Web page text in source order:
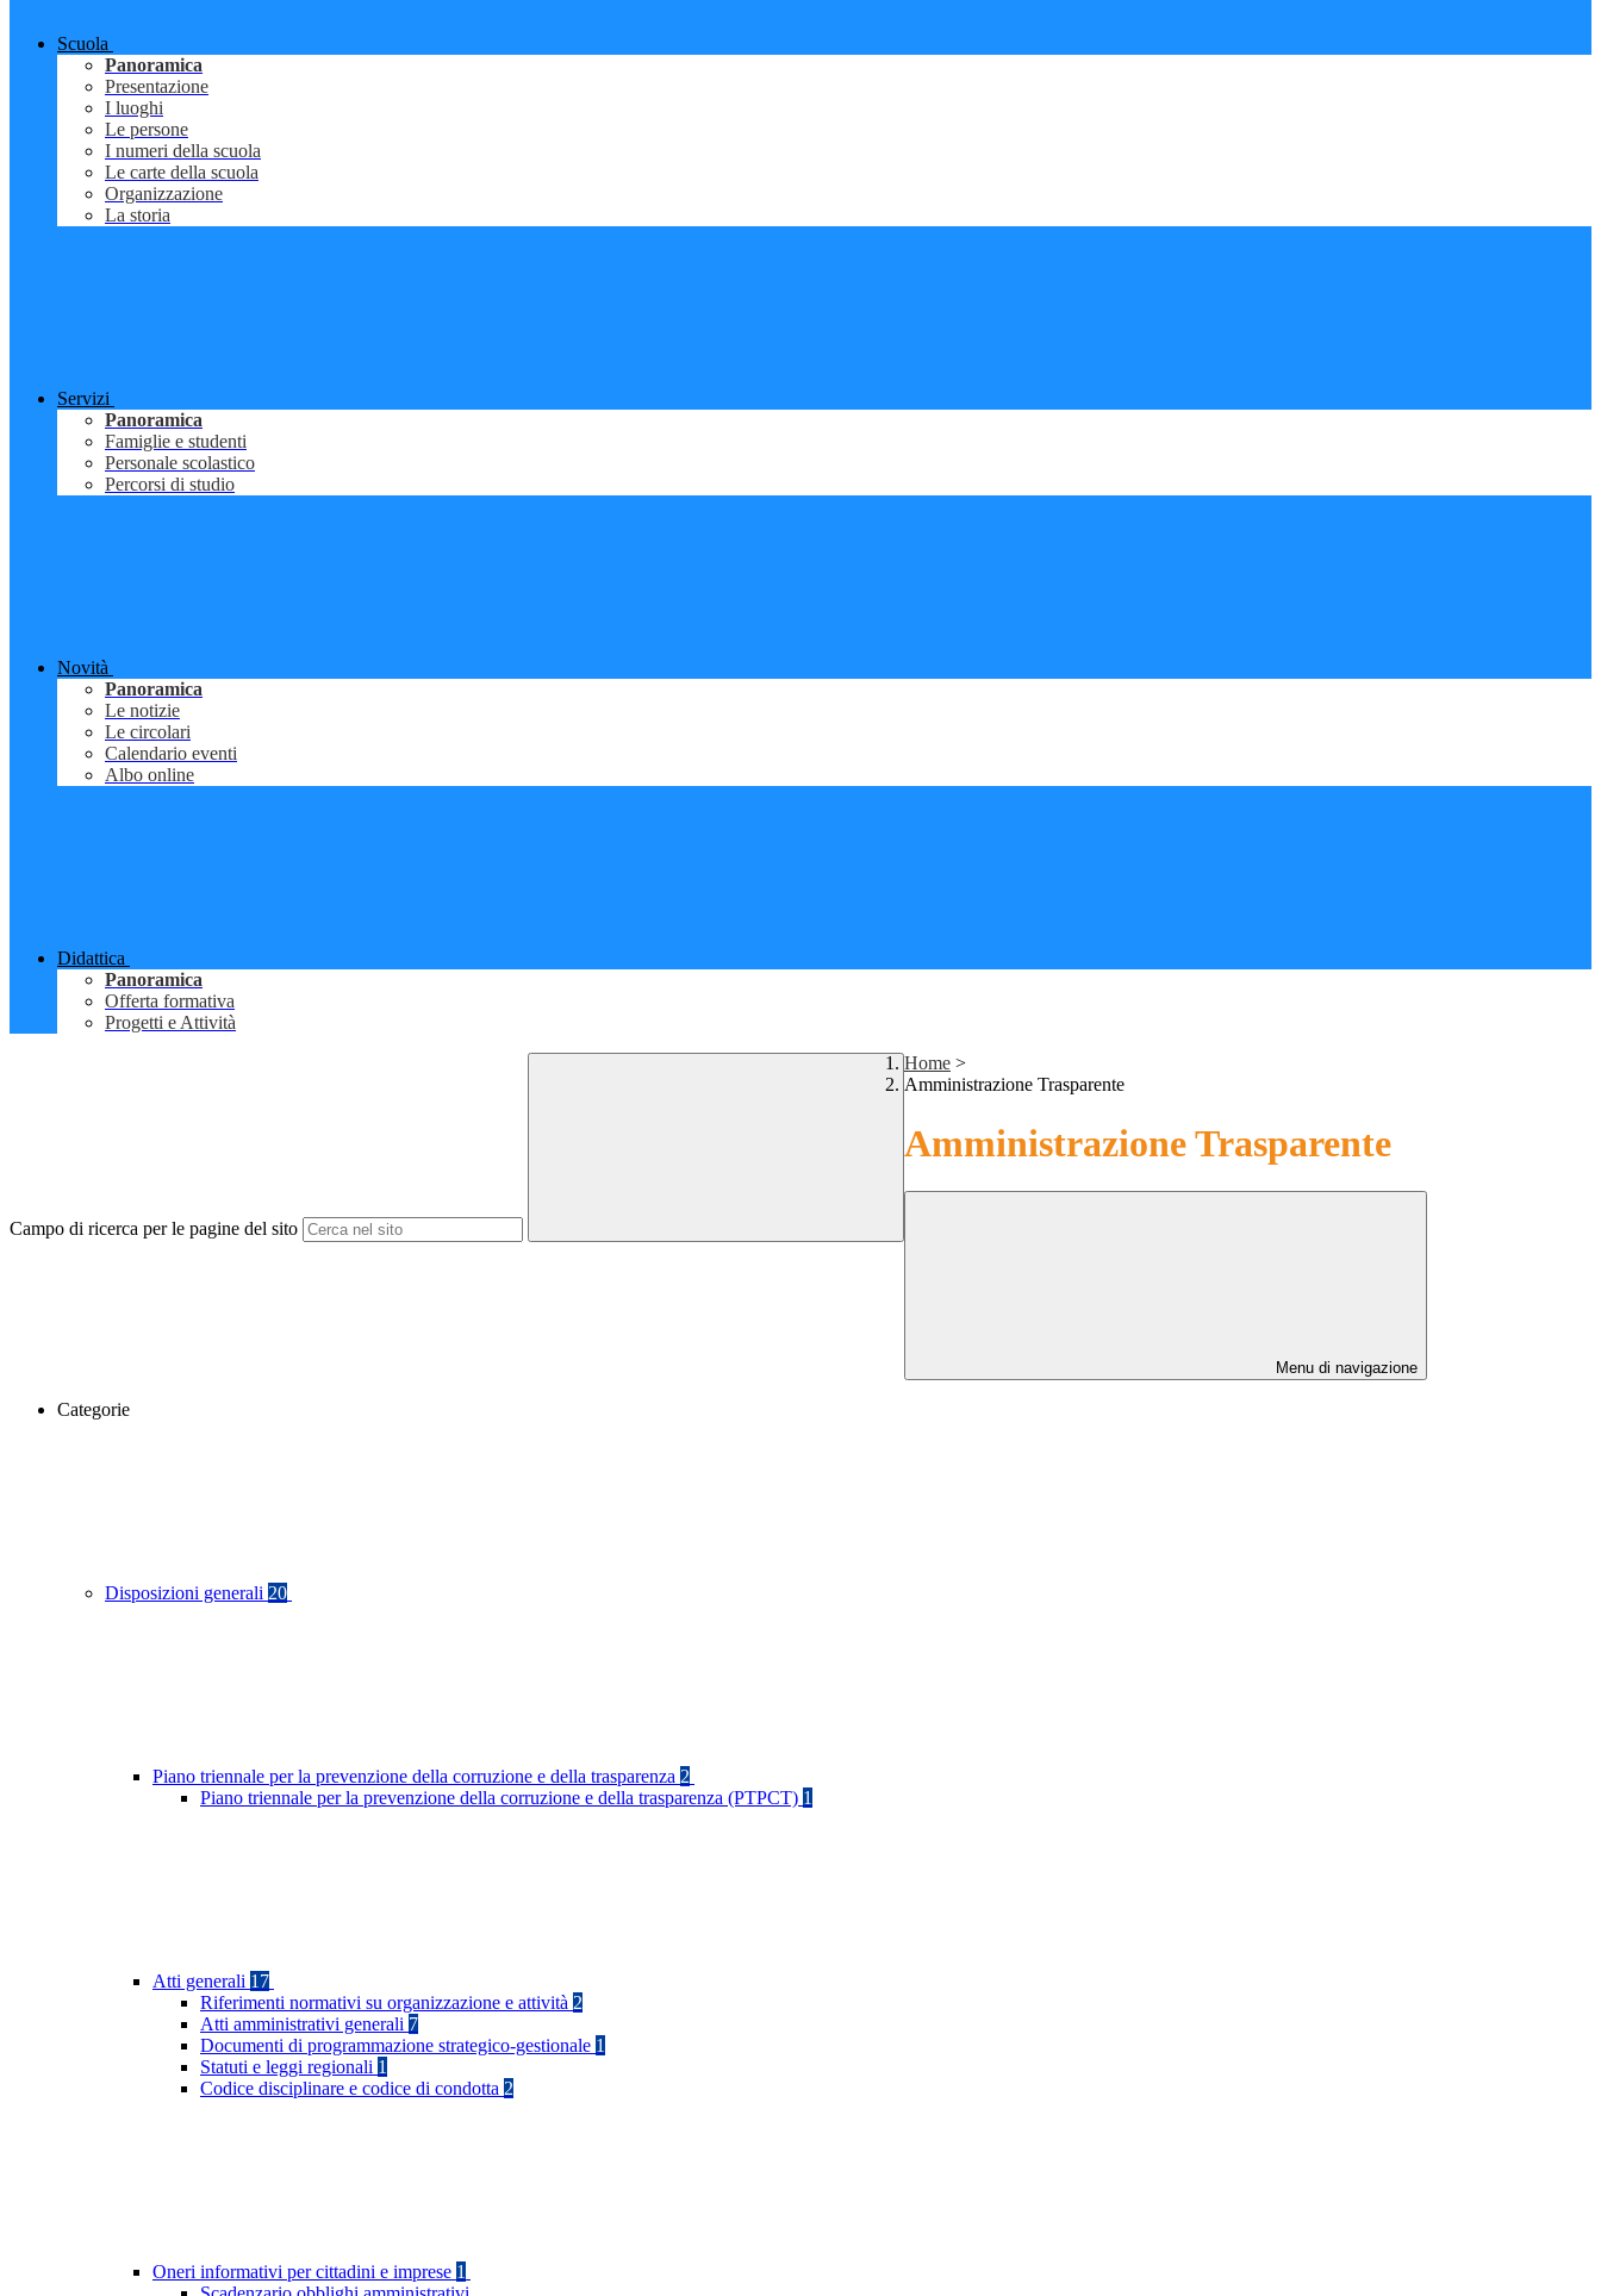
Scuola
Panoramica
Presentazione
I luoghi
Le persone
I numeri della scuola
Le carte della scuola
Organizzazione
La storia
Servizi
Panoramica
Famiglie e studenti
Personale scolastico
Percorsi di studio
Novità
Panoramica
Le notizie
Le circolari
Calendario eventi
Albo online
Didattica
Panoramica
Offerta formativa
Progetti e Attività
Campo di ricerca per le pagine del sito
Home >
Amministrazione Trasparente
Amministrazione Trasparente
Menu di navigazione
Categorie
Disposizioni generali 20
Piano triennale per la prevenzione della corruzione e della trasparenza 2
Piano triennale per la prevenzione della corruzione e della trasparenza (PTPCT) 1
Atti generali 17
Riferimenti normativi su organizzazione e attività 2
Atti amministrativi generali 7
Documenti di programmazione strategico-gestionale 1
Statuti e leggi regionali 1
Codice disciplinare e codice di condotta 2
Oneri informativi per cittadini e imprese 1